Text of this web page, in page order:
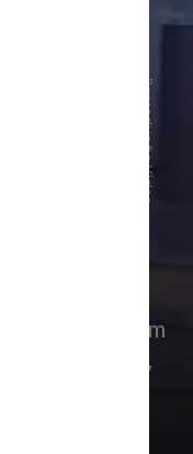
querem
Que gracinha,
Reprodução Vídeo